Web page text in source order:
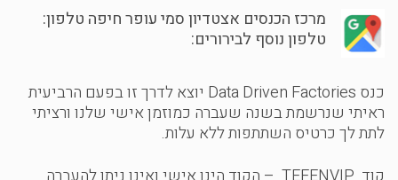
מרכז הכנסים אצטדיון סמי עופר חיפה טלפון:
טלפון נוסף לבירורים:
כנס Data Driven Factories יוצא לדרך זו בפעם הרביעית
ראיתי שנרשמת בשנה שעברה כמוזמן אישי שלנו ורציתי
לתת לך כרטיס השתתפות ללא עלות.